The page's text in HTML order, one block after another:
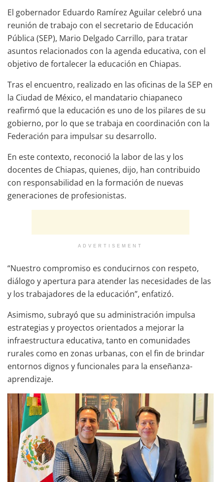
El gobernador Eduardo Ramírez Aguilar celebró una
reunión de trabajo con el secretario de Educación
Pública (SEP), Mario Delgado Carrillo, para tratar
asuntos relacionados con la agenda educativa, con el
objetivo de fortalecer la educación en Chiapas.
Tras el encuentro, realizado en las oficinas de la SEP en
la Ciudad de México, el mandatario chiapaneco
reafirmó que la educación es uno de los pilares de su
gobierno, por lo que se trabaja en coordinación con la
Federación para impulsar su desarrollo.
En este contexto, reconoció la labor de las y los
docentes de Chiapas, quienes, dijo, han contribuido
con responsabilidad en la formación de nuevas
generaciones de profesionistas.
ADVERTISEMENT
“Nuestro compromiso es conducirnos con respeto,
diálogo y apertura para atender las necesidades de las
y los trabajadores de la educación”, enfatizó.
Asimismo, subrayó que su administración impulsa
estrategias y proyectos orientados a mejorar la
infraestructura educativa, tanto en comunidades
rurales como en zonas urbanas, con el fin de brindar
entornos dignos y funcionales para la enseñanza-
aprendizaje.